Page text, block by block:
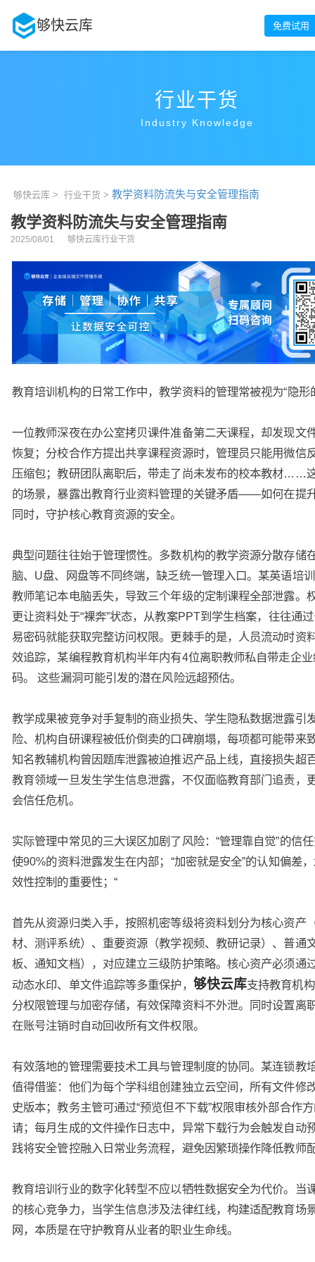
够快云库 免费试用
行业干货
Industry Knowledge
够快云库 > 行业干货 > 教学资料防流失与安全管理指南
教学资料防流失与安全管理指南
2025/08/01 够快云库行业干货
教育培训机构的日常工作中，教学资料的管理常被视为“隐形
一位教师深夜在办公室拷贝课件准备第二天课程，却发现文
恢复；分校合作方提出共享课程资源时，管理员只能用微信
压缩包；教研团队离职后，带走了尚未发布的校本教材……
的场景，暴露出教育行业资料管理的关键矛盾——如何在提
同时，守护核心教育资源的安全。
典型问题往往始于管理惯性。多数机构的教学资源分散存储
脑、U盘、网盘等不同终端，缺乏统一管理入口。某英语培
教师笔记本电脑丢失，导致三个年级的定制课程全部泄露。
更让资料处于“裸奔”状态，从教案PPT到学生档案，往往通
易密码就能获取完整访问权限。更棘手的是，人员流动时资
效追踪，某编程教育机构半年内有4位离职教师私自带走企
码。 这些漏洞可能引发的潜在风险远超预估。
教学成果被竞争对手复制的商业损失、学生隐私数据泄露引
险、机构自研课程被低价倒卖的口碑崩塌，每项都可能带来
知名教辅机构曾因题库泄露被迫推迟产品上线，直接损失超
教育领域一旦发生学生信息泄露，不仅面临教育部门追责，
会信任危机。
实际管理中常见的三大误区加剧了风险：“管理靠自觉”的信
使90%的资料泄露发生在内部；“加密就是安全”的认知偏差
效性控制的重要性；“
首先从资源归类入手，按照机密等级将资料划分为核心资产
材、测评系统）、重要资源（教学视频、教研记录）、普通
板、通知文档），对应建立三级防护策略。核心资产必须通
动态水印、单文件追踪等多重保护， 够快云库支持教育机
分权限管理与加密存储，有效保障资料不外泄。同时设置离
在账号注销时自动回收所有文件权限。
有效落地的管理需要技术工具与管理制度的协同。某连锁教
值得借鉴：他们为每个学科组创建独立云空间，所有文件修
史版本；教务主管可通过“预览但不下载”权限审核外部合作
请；每月生成的文件操作日志中，异常下载行为会触发自动
践将安全管控融入日常业务流程，避免因繁琐操作降低教师
教育培训行业的数字化转型不应以牺牲数据安全为代价。当
的核心竞争力，当学生信息涉及法律红线，构建适配教育场
网，本质是在守护教育从业者的职业生命线。